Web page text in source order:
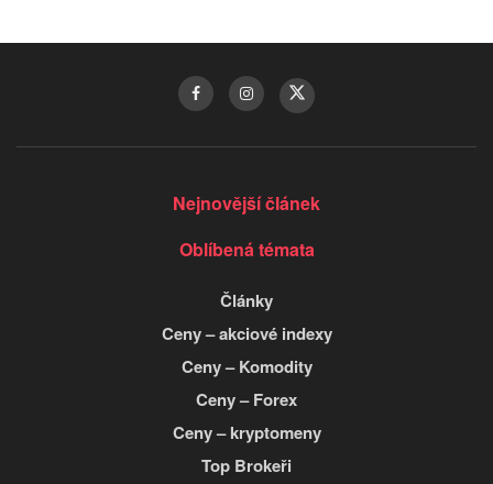
Nejnovější článek
Oblíbená témata
Články
Ceny – akciové indexy
Ceny – Komodity
Ceny – Forex
Ceny – kryptomeny
Top Brokeři